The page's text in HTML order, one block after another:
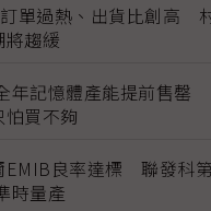
訂單過熱、出貨比創高
將趨緩
年記憶體產能提前售罄
怕買不夠
EMIB良率達標 聯發科
時量產